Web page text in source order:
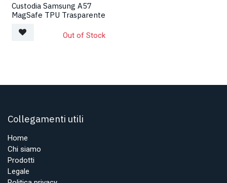
Custodia Samsung A57
MagSafe TPU Trasparente
Out of Stock
Collegamenti utili
Home
Chi siamo
Prodotti
Legale